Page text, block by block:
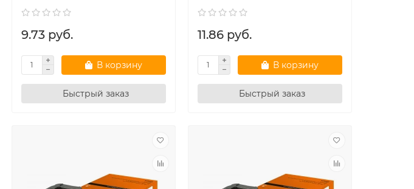
9.73 руб.
В корзину
Быстрый заказ
11.86 руб.
В корзину
Быстрый заказ